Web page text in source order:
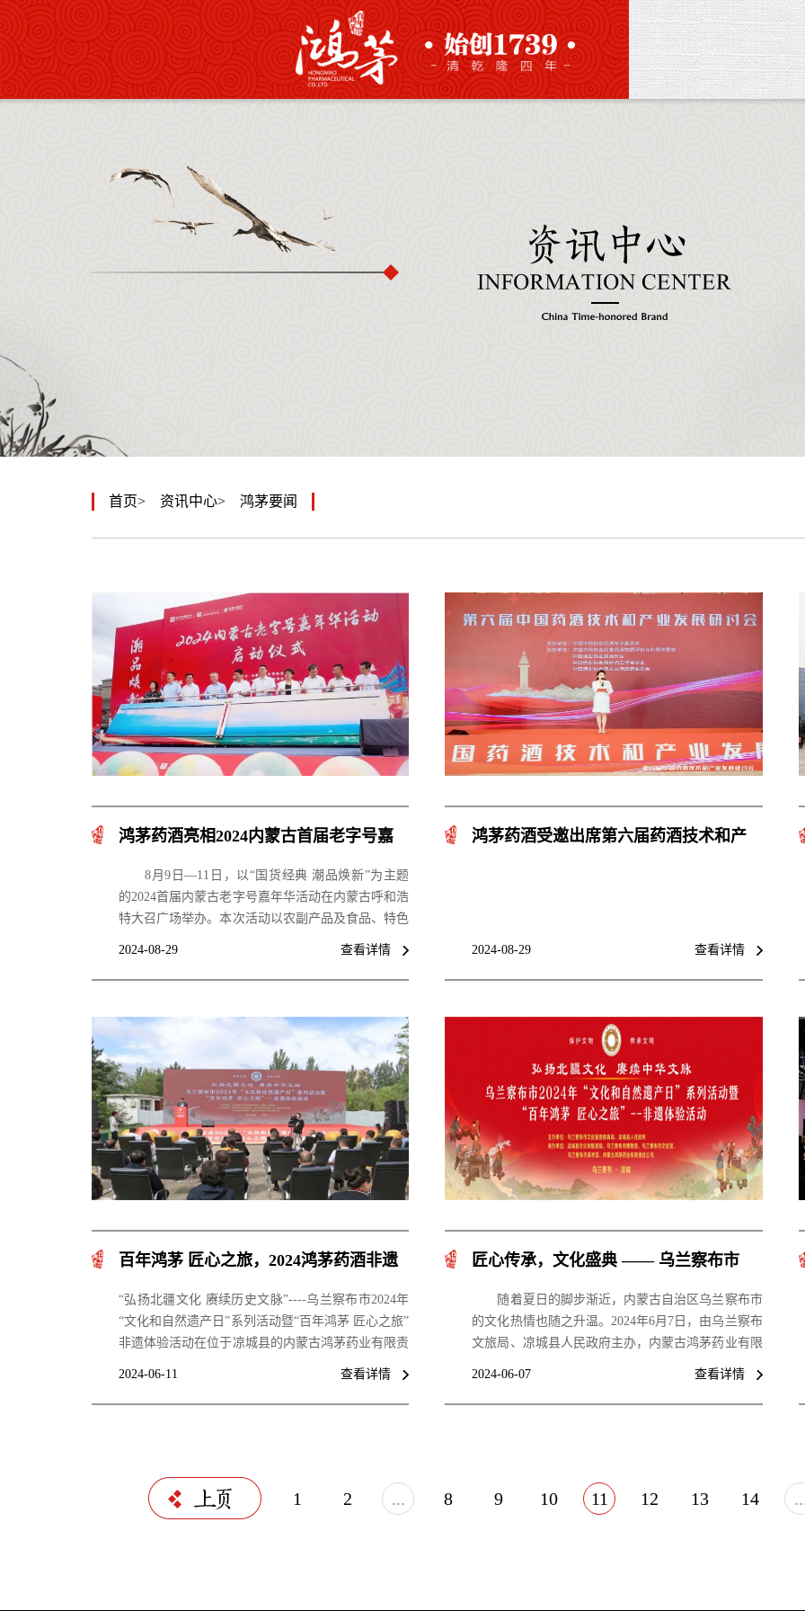
首页 资讯中心 鸿茅要闻
鸿茅药酒亮相2024内蒙古首届老字号嘉
8月9日—11日，以“国货经典 潮品焕新”为主题
的2024首届内蒙古老字号嘉年华活动在内蒙古呼和浩
特大召广场举办。本次活动以农副产品及食品、特色
饮食、制酒、工艺美术、 传统医药、非遗等领域为
品”综合展示平台，展示老字号传统产品、特色商
查看详情
2024-08-29
鸿茅药酒受邀出席第六届药酒技术和产
查看详情
2024-08-29
百年鸿茅 匠心之旅，2024鸿茅药酒非遗
“弘扬北疆文化 赓续历史文脉”----乌兰察布市2024年
“文化和自然遗产日”系列活动暨“百年鸿茅 匠心之旅”
非遗体验活动在位于凉城县的内蒙古鸿茅药业有限责
任公司生产中心举办。本次活动由乌兰察布市文化旅
馆、市文化馆、市美术馆、内蒙古鸿茅药业有限责任
查看详情
2024-06-11
匠心传承，文化盛典 —— 乌兰察布市
随着夏日的脚步渐近，内蒙古自治区乌兰察布市
的文化热情也随之升温。2024年6月7日，由乌兰察布
文旅局、凉城县人民政府主办，内蒙古鸿茅药业有限
责任公司承办的2024“文化和自然遗产日”系列活动暨
兰察布市凉城县举办。今年活动主题为“弘扬北疆文
查看详情
2024-06-07
1 2 ... 8 9 10 11 12 13 14